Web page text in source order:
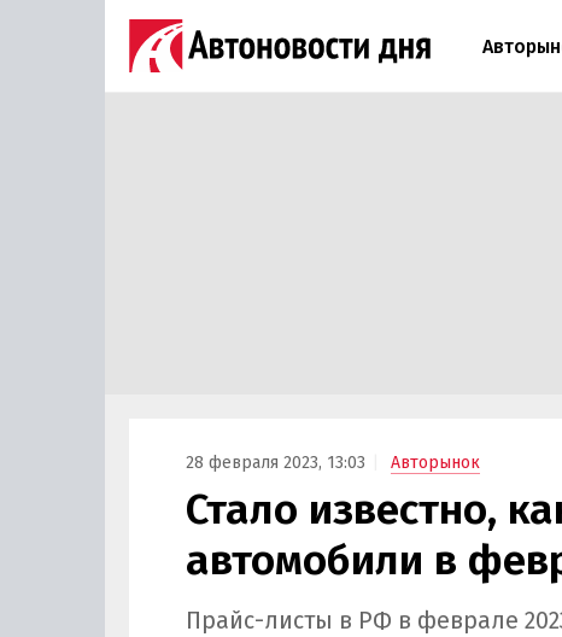
28 февраля 2023, 13:03 Авторынок
Стало известно,
автомобили в
Прайс-листы в РФ в феврале